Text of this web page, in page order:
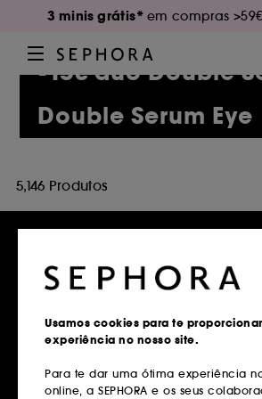
3 minis grátis* em compras
-15€ duo Double
Double Serum Eye
5,146 Produtos
em compras superiores a
Devoluções
Usamos cookies para te
experiência no nosso site.
Para te dar uma ótima experiência
online, a SEPHORA e os seus